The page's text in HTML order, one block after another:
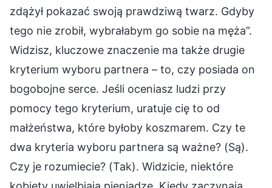
zdążył pokazać swoją prawdziwą twarz. Gdyby
tego nie zrobił, wybrałabym go sobie na męża”.
Widzisz, kluczowe znaczenie ma także drugie
kryterium wyboru partnera – to, czy posiada on
bogobojne serce. Jeśli oceniasz ludzi przy
pomocy tego kryterium, uratuje cię to od
małżeństwa, które byłoby koszmarem. Czy te
dwa kryteria wyboru partnera są ważne? (Są).
Czy je rozumiecie? (Tak). Widzicie, niektóre